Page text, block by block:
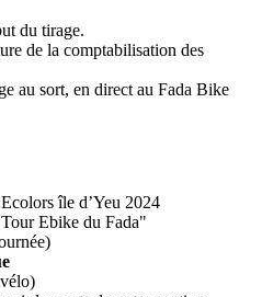
du tirage.
de la comptabilisation des
au sort, en direct au Fada Bike
île d’Yeu 2024
Ebike du Fada"